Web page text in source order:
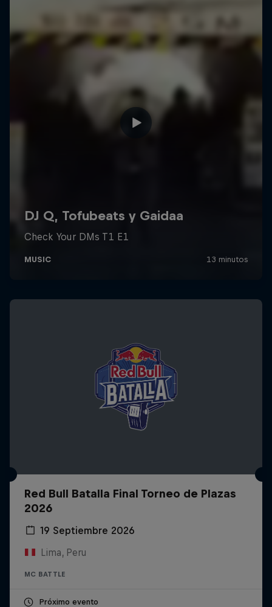
Red Bull Batalla Final Torneo de Plazas
2026
19 Septiembre 2026
Lima, Peru
MC BATTLE
Próximo evento